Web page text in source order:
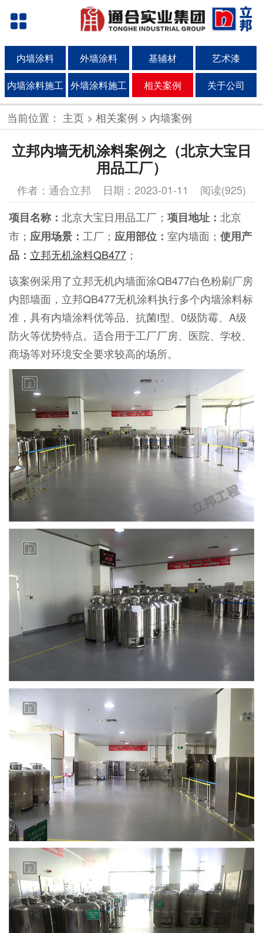
内墙涂料 外墙涂料 基辅材 艺术漆
内墙涂料施工 外墙涂料施工 相关案例 关于公司
当前位置： 主页> 相关案例 > 内墙案例
立邦内墙无机涂料案例之（北京大宝日
用品工厂）
作者：通合立邦 日期：2023-01-11 阅读(925)
项目名称： 北京大宝日用品工厂； 项目地址： 北京
市； 应用场景： 工厂； 应用部位： 室内墙面； 使用产
品： 立邦无机涂料QB477；
该案例采用了立邦无机内墙面涂QB477白色粉刷厂房
内部墙面，立邦QB477无机涂料执行多个内墙涂料标
准，具有内墙涂料优等品、抗菌I型、0级防霉、A级
防火等优势特点。适合用于工厂厂房、医院、学校、
商场等对环境安全要求较高的场所。